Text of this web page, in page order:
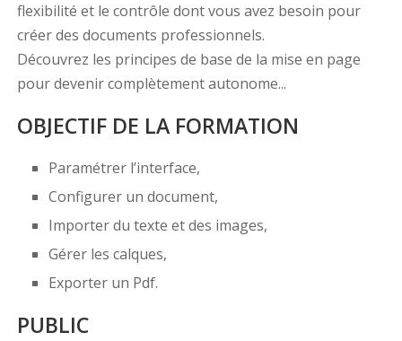
flexibilité et le contrôle dont vous avez besoin pour
créer des documents professionnels.
Découvrez les principes de base de la mise en page
pour devenir complètement autonome...
OBJECTIF DE LA FORMATION
Paramétrer l’interface,
Configurer un document,
Importer du texte et des images,
Gérer les calques,
Exporter un Pdf.
PUBLIC